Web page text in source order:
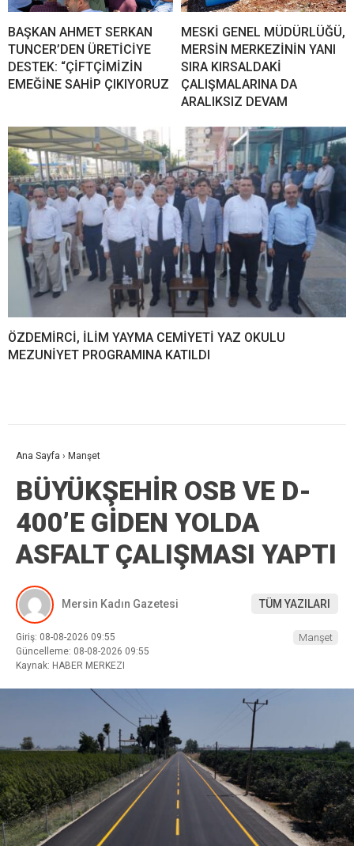
BAŞKAN AHMET SERKAN
TUNCER’DEN ÜRETİCİYE
DESTEK: “ÇİFTÇİMİZİN
EMEĞİNE SAHİP ÇIKIYORUZ
MESKİ GENEL MÜDÜRLÜĞÜ,
MERSİN MERKEZİNİN YANI
SIRA KIRSALDAKİ
ÇALIŞMALARINA DA
ARALIKSIZ DEVAM
ÖZDEMİRCİ, İLİM YAYMA CEMİYETİ YAZ OKULU
MEZUNİYET PROGRAMINA KATILDI
Ana Sayfa › Manşet
BÜYÜKŞEHİR OSB VE D-
400’E GİDEN YOLDA
ASFALT ÇALIŞMASI YAPTI
Mersin Kadın Gazetesi TÜM YAZILARI
Giriş: 08-08-2026 09:55
Güncelleme: 08-08-2026 09:55
Kaynak: HABER MERKEZI
Manşet